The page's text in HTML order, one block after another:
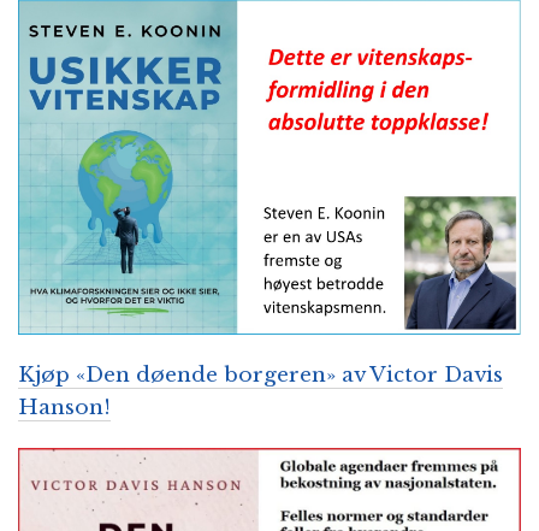
Kjøp «Den døende borgeren» av Victor Davis
Hanson!